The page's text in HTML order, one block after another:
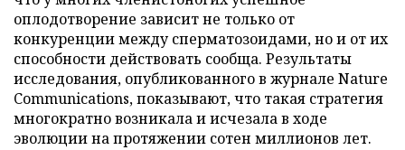
оплодотворение зависит не только от
конкуренции между сперматозоидами, но и от их
способности действовать сообща. Результаты
исследования, опубликованного в журнале Nature
Communications, показывают, что такая стратегия
многократно возникала и исчезала в ходе
эволюции на протяжении сотен миллионов лет.